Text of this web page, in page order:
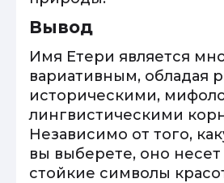
Вывод
Имя Етери является
вариативным, обладая
историческими,
лингвистическими
Независимо от того,
вы выберете, оно несет
стойкие символы